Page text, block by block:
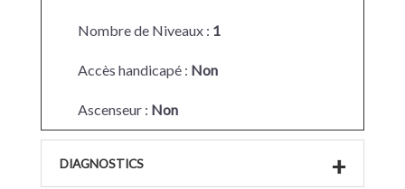
Nombre de Niveaux : 1
Accès handicapé : Non
Ascenseur : Non
DIAGNOSTICS